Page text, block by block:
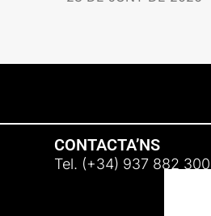
CONTACTA’NS
Tel. (+34) 937 882 300